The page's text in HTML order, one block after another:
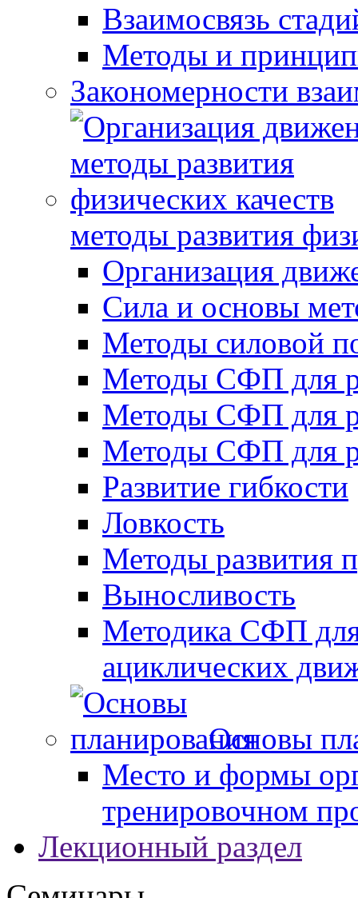
Взаимосвязь
Методы и
Закономерности
методы развития
Организация
Сила и основы
Методы силовой
Методы СФП для
Методы СФП для
Методы СФП для
Развитие гибкости
Ловкость
Методы развития
Выносливость
Методика СФП для
ациклических
Основы
Место и формы
тренировочном
Лекционный раздел